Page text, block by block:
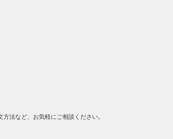
法など、お気軽にご相談ください。